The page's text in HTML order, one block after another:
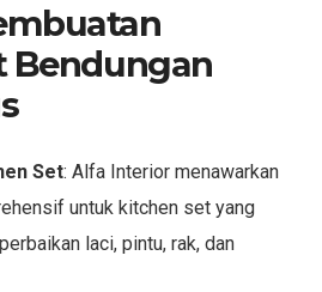
Bendungan
Set: Alfa Interior menawarkan
untuk kitchen set yang
laci, pintu, rak, dan